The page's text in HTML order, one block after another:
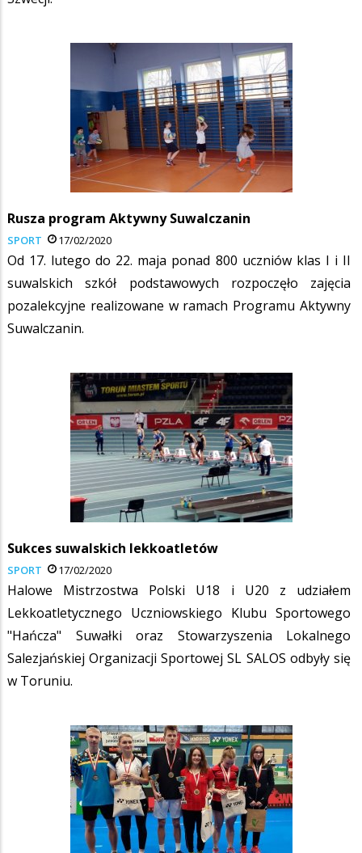
Rusza program Aktywny Suwalczanin
SPORT 17/02/2020
Od 17. lutego do 22. maja ponad 800 uczniów klas I i II
suwalskich szkół podstawowych rozpoczęło zajęcia
pozalekcyjne realizowane w ramach Programu Aktywny
Suwalczanin.
Sukces suwalskich lekkoatletów
SPORT 17/02/2020
Halowe Mistrzostwa Polski U18 i U20 z udziałem
Lekkoatletycznego Uczniowskiego Klubu Sportowego
"Hańcza" Suwałki oraz Stowarzyszenia Lokalnego
Salezjańskiej Organizacji Sportowej SL SALOS odbyły się
w Toruniu.